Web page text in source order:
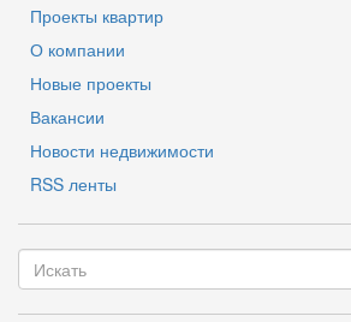
Проекты квартир
О компании
Новые проекты
Вакансии
Новости недвижимости
RSS ленты